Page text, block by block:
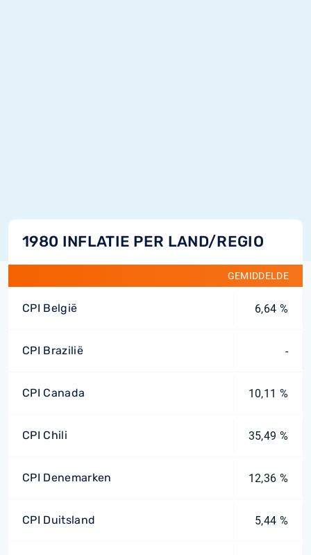
1980 INFLATIE PER LAND/REGIO
GEMIDDELDE
CPI België 6,64 %
CPI Brazilië -
CPI Canada 10,11 %
CPI Chili 35,49 %
CPI Denemarken 12,36 %
CPI Duitsland 5,44 %